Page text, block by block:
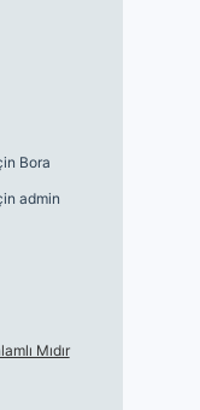
Bora
admin
Mıdır